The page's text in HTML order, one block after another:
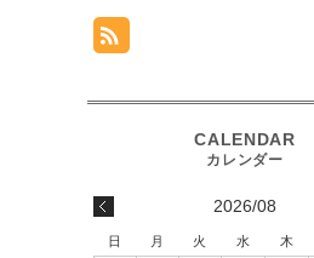
2026/08
日 月 火 水 木